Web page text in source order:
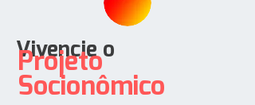
Vivencie o
Projeto
Socionômico